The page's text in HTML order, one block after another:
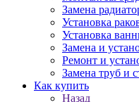
Замена
Установка
Установка
Замена и
Ремонт и
Замена труб и
Как купить
Назад